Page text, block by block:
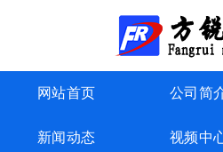
网站首页 公司简
新闻动态 视频中